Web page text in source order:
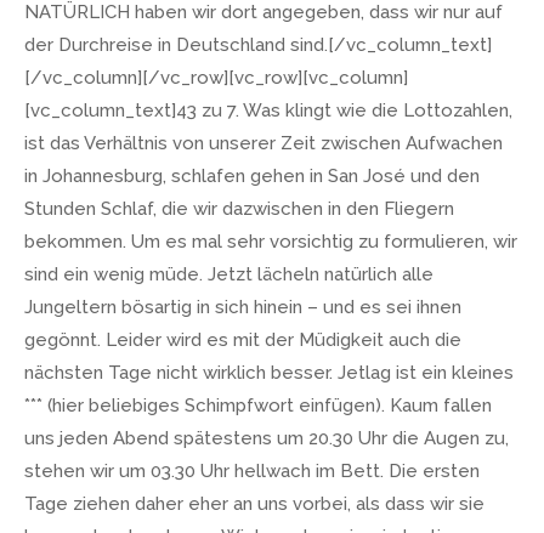
NATÜRLICH haben wir dort angegeben, dass wir nur auf
der Durchreise in Deutschland sind.[/vc_column_text]
[/vc_column][/vc_row][vc_row][vc_column]
[vc_column_text]43 zu 7. Was klingt wie die Lottozahlen,
ist das Verhältnis von unserer Zeit zwischen Aufwachen
in Johannesburg, schlafen gehen in San José und den
Stunden Schlaf, die wir dazwischen in den Fliegern
bekommen. Um es mal sehr vorsichtig zu formulieren, wir
sind ein wenig müde. Jetzt lächeln natürlich alle
Jungeltern bösartig in sich hinein – und es sei ihnen
gegönnt. Leider wird es mit der Müdigkeit auch die
nächsten Tage nicht wirklich besser. Jetlag ist ein kleines
*** (hier beliebiges Schimpfwort einfügen). Kaum fallen
uns jeden Abend spätestens um 20.30 Uhr die Augen zu,
stehen wir um 03.30 Uhr hellwach im Bett. Die ersten
Tage ziehen daher eher an uns vorbei, als dass wir sie